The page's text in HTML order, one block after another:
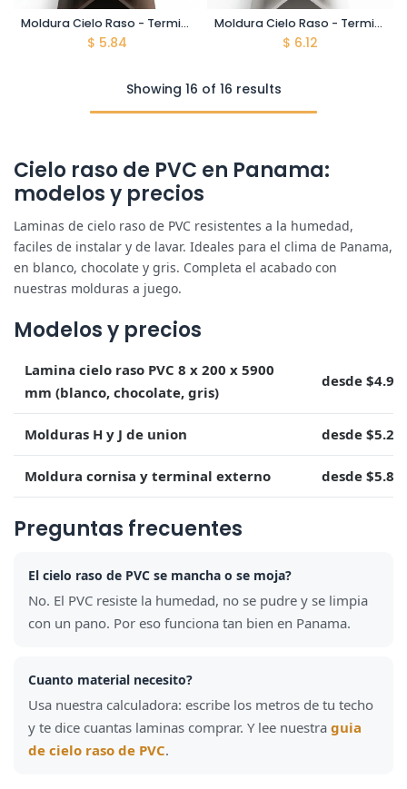
Moldura Cielo Raso - Terminal Externo - Chocolate - 5900mm
$ 5.84
Moldura Cielo Raso - Terminal Externo - Haya - 5900mm
$ 6.12
Showing 16 of 16 results
Cielo raso de PVC en Panama:
modelos y precios
Laminas de cielo raso de PVC resistentes a la humedad,
faciles de instalar y de lavar. Ideales para el clima de Panama,
en blanco, chocolate y gris. Completa el acabado con
nuestras molduras a juego.
Modelos y precios
Lamina cielo raso PVC 8 x 200 x 5900
mm (blanco, chocolate, gris)
desde $4.90
Molduras H y J de union desde $5.21
Moldura cornisa y terminal externo desde $5.84
Preguntas frecuentes
El cielo raso de PVC se mancha o se moja?
No. El PVC resiste la humedad, no se pudre y se limpia
con un pano. Por eso funciona tan bien en Panama.
Cuanto material necesito?
Usa nuestra calculadora: escribe los metros de tu techo
y te dice cuantas laminas comprar. Y lee nuestra guia
de cielo raso de PVC.